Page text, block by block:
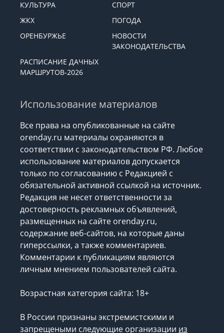
КУЛЬТУРА
СПОРТ
ЖКХ
ПОГОДА
ОРЕНБУРЖЬЕ
НОВОСТИ
ЗАКОНОДАТЕЛЬСТВА
РАСПИСАНИЕ ДАЧНЫХ
МАРШРУТОВ-2026
Использование материалов
Все права на опубликованные на сайте
orenday.ru материалы охраняются в
соответствии с законодательством РФ. Любое
использование материалов допускается
только по согласованию с Редакцией с
обязательной активной ссылкой на источник.
Редакция не несет ответственности за
достоверность рекламных объявлений,
размещенных на сайте orenday.ru,
содержание веб-сайтов, на которые даны
гиперссылки, а также комментариев.
Комментарии к публикациям являются
личным мнением пользователей сайта.
Возрастная категория сайта: 18+
В России признаны экстремистскими и
запрещеными следующие организации из